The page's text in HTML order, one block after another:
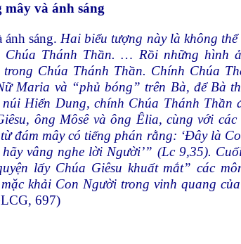
mây và ánh sáng
sáng. Hai biểu tượng này là không
Chúa Thánh Thần. … Rồi những hình
trong Chúa Thánh Thần. Chính Chúa
Maria và “phủ bóng” trên Bà, để Bà
núi Hiển Dung, chính Chúa Thánh Thần
ông Môsê và ông Êlia, cùng với
đám mây có tiếng phán rằng: ‘Đây là
hãy vâng nghe lời Người’” (Lc 9,35).
lấy Chúa Giêsu khuất mắt” các
mặc khải Con Người trong vinh quang
697)